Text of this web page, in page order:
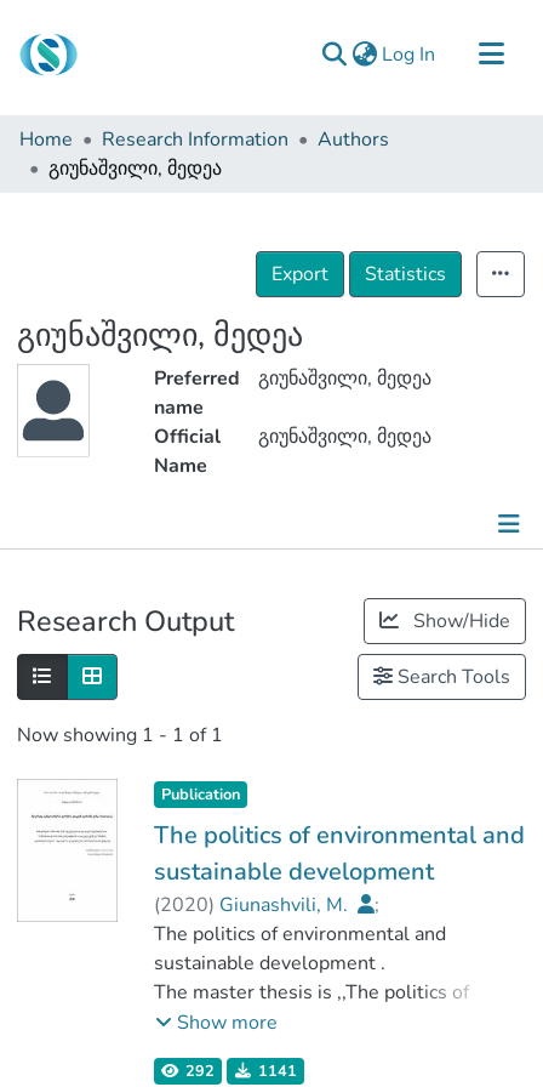
Log In (current)
Communities & Collections
Browse
Home Research Information
Authors
გიუნაშვილი, მედეა
Export Statistics
გიუნაშვილი, მედეა
Preferred
name
გიუნაშვილი, მედეა
Official
Name
გიუნაშვილი, მედეა
Research Output Show/Hide
Search Tools
Now showing 1 - 1 of 1
Publication
The politics of environmental and
sustainable development
(2020) Giunashvili, M.
;
ოსაძე, ლალი
;
სოციალურ მეცნიერებათა, ბიზნესისა და
სამართალმცოდნეობის ფაკულტეტი
;
უნივერსიტეტი
The politics of environmental and
sustainable development .
The master thesis is ,,The politics of
environmental and sustainable
the politics of environmental protection.
Show more
292 1141